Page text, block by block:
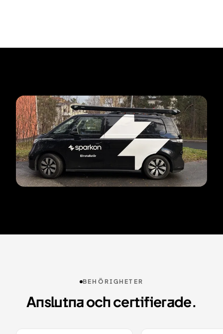
BEHÖRIGHETER
Anslutna och certifierade.